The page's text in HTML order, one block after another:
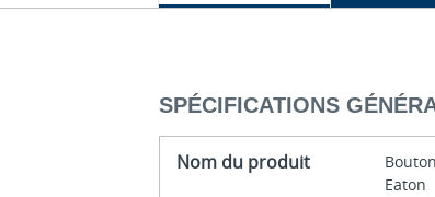
SPÉCIFICATIONS
Nom du produit
Eaton